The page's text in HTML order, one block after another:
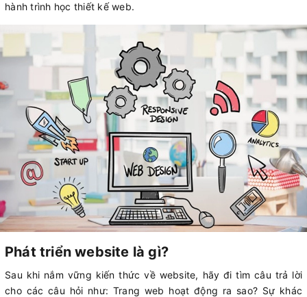
hành trình học thiết kế web.
Phát triển website là gì?
Sau khi nắm vững kiến thức về website, hãy đi tìm câu trả lời
cho các câu hỏi như: Trang web hoạt động ra sao? Sự khác